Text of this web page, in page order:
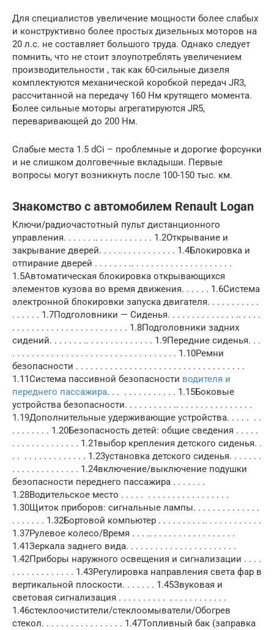
Для специалистов увеличение мощности более слабых
и конструктивно более простых дизельных моторов на
20 л.с. не составляет большого труда. Однако следует
помнить, что не стоит злоупотреблять увеличением
производительности , так как 60-сильные дизеля
комплектуются механической коробкой передач JR3,
рассчитанной на передачу 160 Нм крутящего момента.
Более сильные моторы агрегатируются JR5,
переваривающей до 200 Нм.
Слабые места 1.5 dCi – проблемные и дорогие форсунки
и не слишком долговечные вкладыши. Первые
вопросы могут возникнуть после 100-150 тыс. км.
Знакомство с автомобилем Renault Logan
Ключи/радиочастотный пульт дистанционного
управления. . . . . . .. . . . . . . . . . . . 1.2Открывание и
закрывание дверей. . . . . . . . . . . . . . . . 1.4Блокировка и
отпирание дверей . . . . . . . .. . . . . . . . . . . . . . . . . . . . .
1.5Автоматическая блокировка открывающихся
элементов кузова во время движения. . . . . . 1.6Система
электронной блокировки запуска двигателя. . . . . . . . . . .
. . . . . . 1.7Подголовники — Сиденья. . . . . . . . . . . . . . .. . . . .
. . . . . . . . . . . . . . . . . . . . . . . . 1.8Подголовники задних
сидений. . . . . . . .. . . . . . . . . . . . . . 1.9Передние сиденья. . .
. . . . . . . . . . . . . . . . . . . . . . . . . . . . . . . . . . 1.10Ремни
безопасности . . . . . . . . . . . . . . . . . . . . . . . . . . . . . . . . . . .
1.11Система пассивной безопасности водителя и
переднего пассажира. . . . . . . . . . . . . . 1.15Боковые
устройства безопасности. . . . . . . . . . .. . . . . . . . . . . . . . . .
1.19Дополнительные удерживающие устройства. . . . . . .
. . . . . . . . 1.20Безопасность детей: общие сведения . . . . .
. . . . . . . . . . . . . . 1.21выбор крепления детского сиденья. .
. . . . . . . . . . . . . . . 1.23установка детского сиденья. . . . . . .
. . . . . . . . . . . . . . 1.24включение/выключение подушки
безопасности переднего пассажира . . . . . . .
1.28Водительское место . . . . . . . . . . . . . . . . . . . . . .
1.30Щиток приборов: сигнальные лампы. . . . . . . . . . . . . .
. . . . . . . 1.32Бортовой компьютер . . . . . . . . . .. . . . . . . . . . . .
1.37Рулевое колесо/Время . . . .. . . . . . . . . . . . . . . . . .
1.41Зеркала заднего вида. . . . . . . . . . . . . . . . . . . . . . .
1.42Приборы наружного освещения и сигнализации . . . .
. . . . . . . . . . . . . 1.43Регулировка направления света фар в
вертикальной плоскости. . . . . . . 1.45Звуковая и
световая сигнализация . . . . . . . . . . . . . . . . . . . . . .
1.46стеклоочистители/стеклоомыватели/Обогрев
стекол. . . . . . . . . . . . . . . . . 1.47Топливный бак (заправка